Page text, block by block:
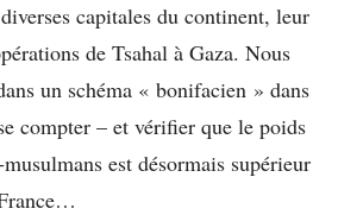
capitales du continent, leur
de Tsahal à Gaza. Nous
un schéma « bonifacien » dans
compter – et vérifier que le poids
est désormais supérieur